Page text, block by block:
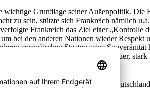
wichtige Grundlage seiner Außenpolitik.
zu sein, stützte sich Frankreich nämlich
Frankreich das Ziel einer „Kontrolle
bei den anderen Nationen wieder Respekt
europäischen Staaten seine Souveränität
engagierte man sich, seit Adenauer,
bzw. erst möglich. Ein geteiltes